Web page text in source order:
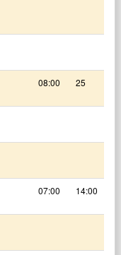
08:00 25
07:00 14:00